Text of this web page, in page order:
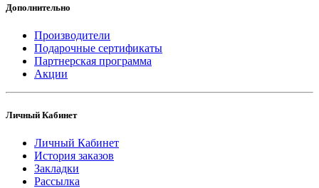
Дополнительно
Производители
Подарочные сертификаты
Партнерская программа
Акции
Личный Кабинет
Личный Кабинет
История заказов
Закладки
Рассылка